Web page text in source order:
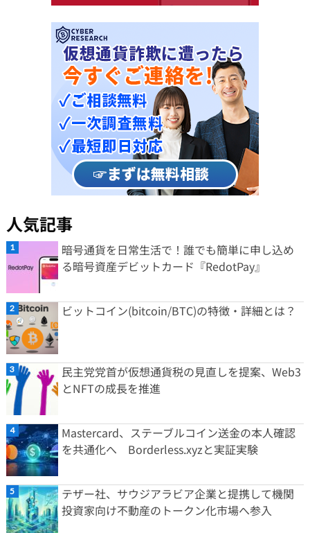
人気記事
暗号通貨を日常生活で！誰でも簡単に申し込め
る暗号資産デビットカード『RedotPay』
ビットコイン(bitcoin/BTC)の特徴・詳細とは？
民主党党首が仮想通貨税の見直しを提案、Web3
とNFTの成長を推進
Mastercard、ステーブルコイン送金の本人確認
を共通化へ Borderless.xyzと実証実験
テザー社、サウジアラビア企業と提携して機関
投資家向け不動産のトークン化市場へ参入